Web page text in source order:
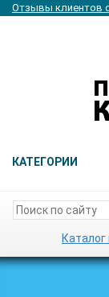
Отзывы клиентов
КАТЕГОРИИ